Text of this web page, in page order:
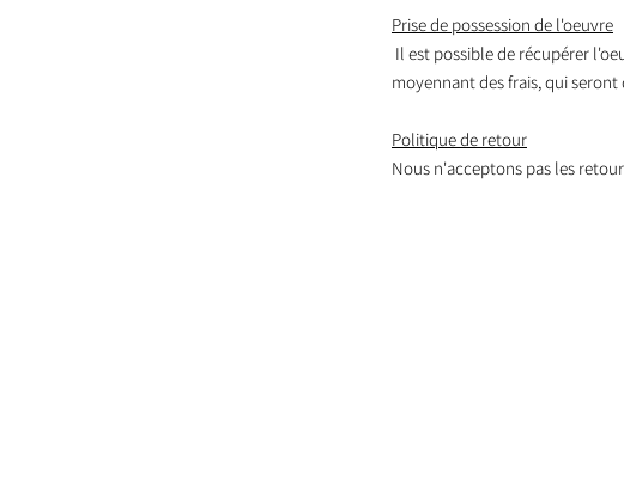
Prise de possession de l'oeuvre
Il est possible de récupérer
moyennant des frais, qui
Politique de retour
Nous n'acceptons pas les